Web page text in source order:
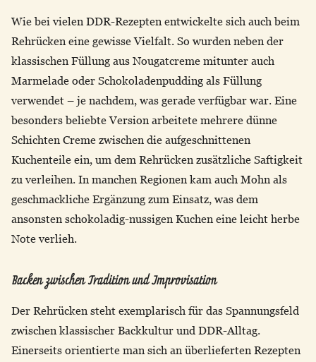
Wie bei vielen DDR-Rezepten entwickelte sich auch beim
Rehrücken eine gewisse Vielfalt. So wurden neben der
klassischen Füllung aus Nougatcreme mitunter auch
Marmelade oder Schokoladenpudding als Füllung
verwendet – je nachdem, was gerade verfügbar war. Eine
besonders beliebte Version arbeitete mehrere dünne
Schichten Creme zwischen die aufgeschnittenen
Kuchenteile ein, um dem Rehrücken zusätzliche Saftigkeit
zu verleihen. In manchen Regionen kam auch Mohn als
geschmackliche Ergänzung zum Einsatz, was dem
ansonsten schokoladig-nussigen Kuchen eine leicht herbe
Note verlieh.
Backen zwischen Tradition und Improvisation
Der Rehrücken steht exemplarisch für das Spannungsfeld
zwischen klassischer Backkultur und DDR-Alltag.
Einerseits orientierte man sich an überlieferten Rezepten